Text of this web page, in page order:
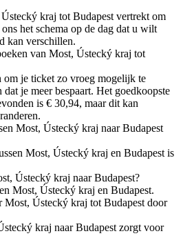
kraj tot Budapest vertrekt om
het schema op de dag dat u wilt
kan verschillen.
van Most, Ústecký kraj tot
om je ticket zo vroeg mogelijk te
je meer bespaart. Het goedkoopste
is € 30,94, maar dit kan
Most, Ústecký kraj naar Budapest
Most, Ústecký kraj en Budapest is
Ústecký kraj naar Budapest?
Most, Ústecký kraj en Budapest.
Most, Ústecký kraj tot Budapest door
kraj naar Budapest zorgt voor